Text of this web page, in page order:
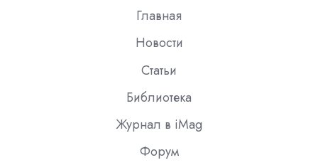
Главная
Новости
Статьи
Библиотека
Журнал в iMag
Форум